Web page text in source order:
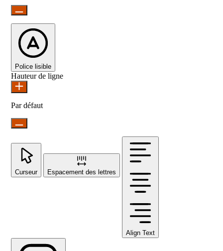
Police lisible
Hauteur de ligne
Par défaut
Curseur Espacement des lettres
Align Text